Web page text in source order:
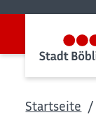
Startseite